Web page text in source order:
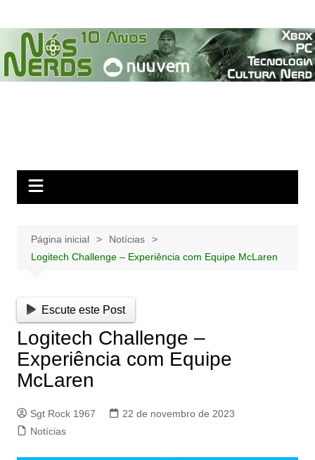
para
conteúdo
Página inicial
Notícias
Logitech Challenge – Experiência com Equipe McLaren
Escute este Post
Logitech Challenge –
Experiência com Equipe
McLaren
Sgt Rock 1967
22 de novembro de 2023
Notícias